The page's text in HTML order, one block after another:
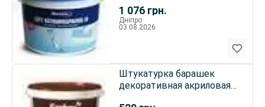
1 076 грн.
Дніпро
03.08.2026
Штукатурка барашек
декоративная акриловая